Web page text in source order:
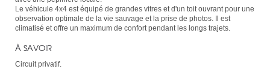
Le véhicule 4x4 est équipé de grandes vitres et d'un toit ouvrant pour une
observation optimale de la vie sauvage et la prise de photos. Il est
climatisé et offre un maximum de confort pendant les longs trajets.
À SAVOIR
Circuit privatif.